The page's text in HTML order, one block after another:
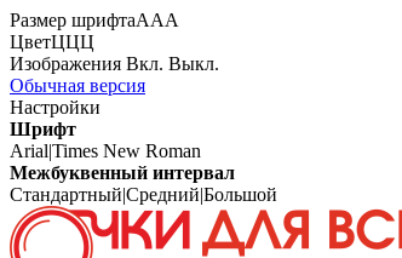
Размер шрифтаААА
ЦветЦЦЦ
Изображения Вкл. Выкл.
Обычная версия
Настройки
Шрифт
Arial|Times New Roman
Межбуквенный интервал
Стандартный|Средний|Большой